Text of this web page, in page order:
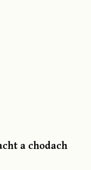
a chodach